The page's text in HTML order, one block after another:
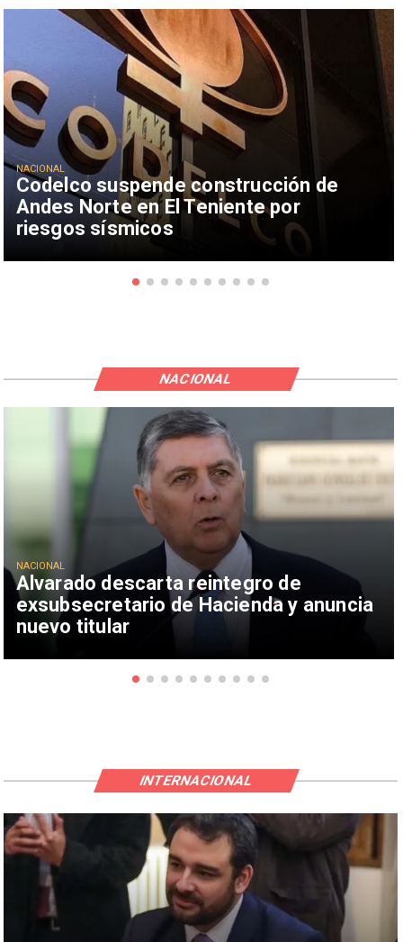
Codelco suspende construcción de
Andes Norte en El Teniente por
riesgos sísmicos
NACIONAL
Alvarado descarta reintegro de
exsubsecretario de Hacienda y anuncia
nuevo titular
NACIONAL
NACIONAL
INTERNACIONAL